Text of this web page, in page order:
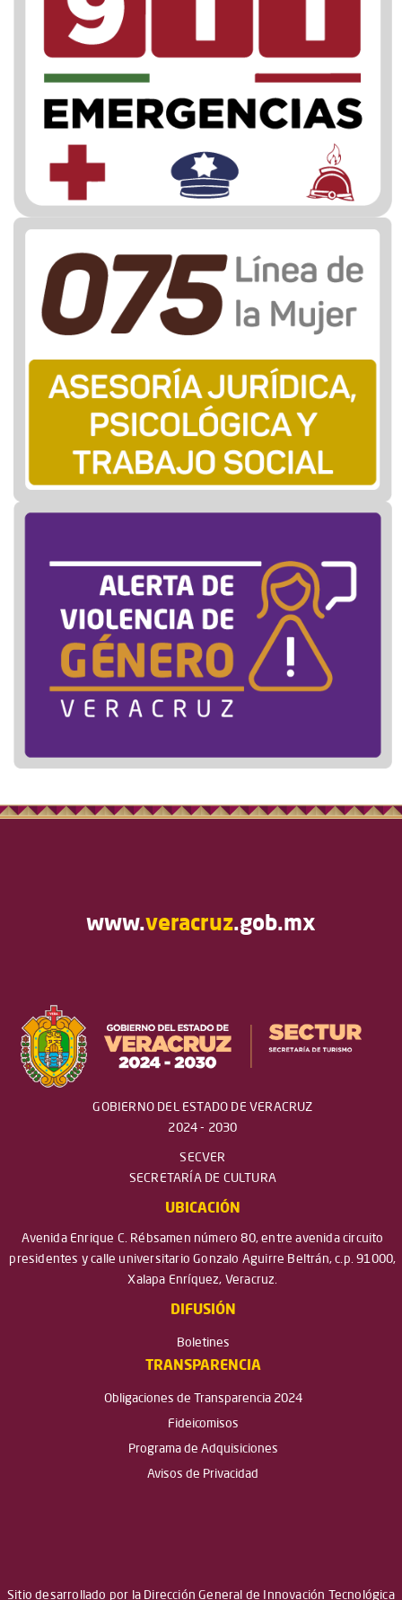
www.veracruz.gob.mx
GOBIERNO DEL ESTADO DE VERACRUZ
2024 - 2030
SECVER
SECRETARÍA DE CULTURA
UBICACIÓN
Avenida Enrique C. Rébsamen número 80, entre avenida circuito
presidentes y calle universitario Gonzalo Aguirre Beltrán, c.p. 91000,
Xalapa Enríquez, Veracruz.
DIFUSIÓN
Boletines
TRANSPARENCIA
Obligaciones de Transparencia 2024
Fideicomisos
Programa de Adquisiciones
Avisos de Privacidad
Sitio desarrollado por la Dirección General de Innovación Tecnológica